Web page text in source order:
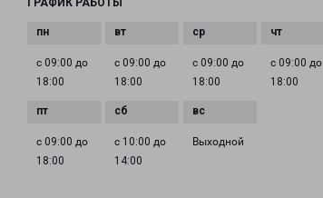
ГРАФИК РАБОТЫ
с 09:00 до
18:00
с 09:00 до
18:00
с 09:00 до
18:00
с 09:00 до
18:00
с 09:00 до
18:00
с 10:00 до
14:00
Выходной